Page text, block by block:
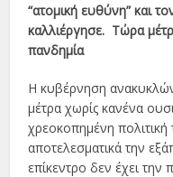
“ατομική ευθύνη” και
καλλιέργησε. Τώρα
πανδημία
Η κυβέρνηση
μέτρα χωρίς κανένα
χρεοκοπημένη πολιτική
αποτελεσματικά την
επίκεντρο δεν έχει την